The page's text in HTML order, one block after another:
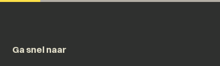
Ga snel naar